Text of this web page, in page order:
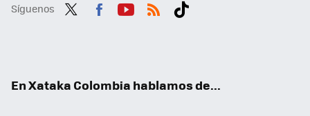
Síguenos
En Xataka Colombia hablamos de...